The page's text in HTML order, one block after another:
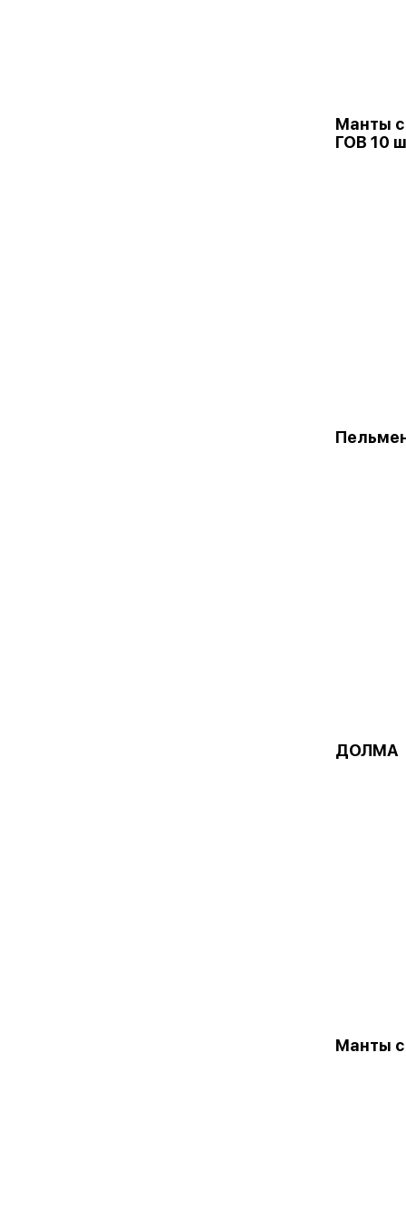
Манты
ГОВ 10
ДОЛМА
Манты